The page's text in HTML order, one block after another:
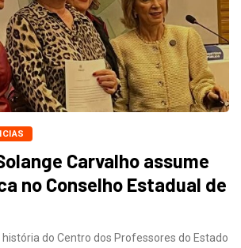
Carvalho assume
no Conselho Estadual de
do Centro dos Professores do Estado